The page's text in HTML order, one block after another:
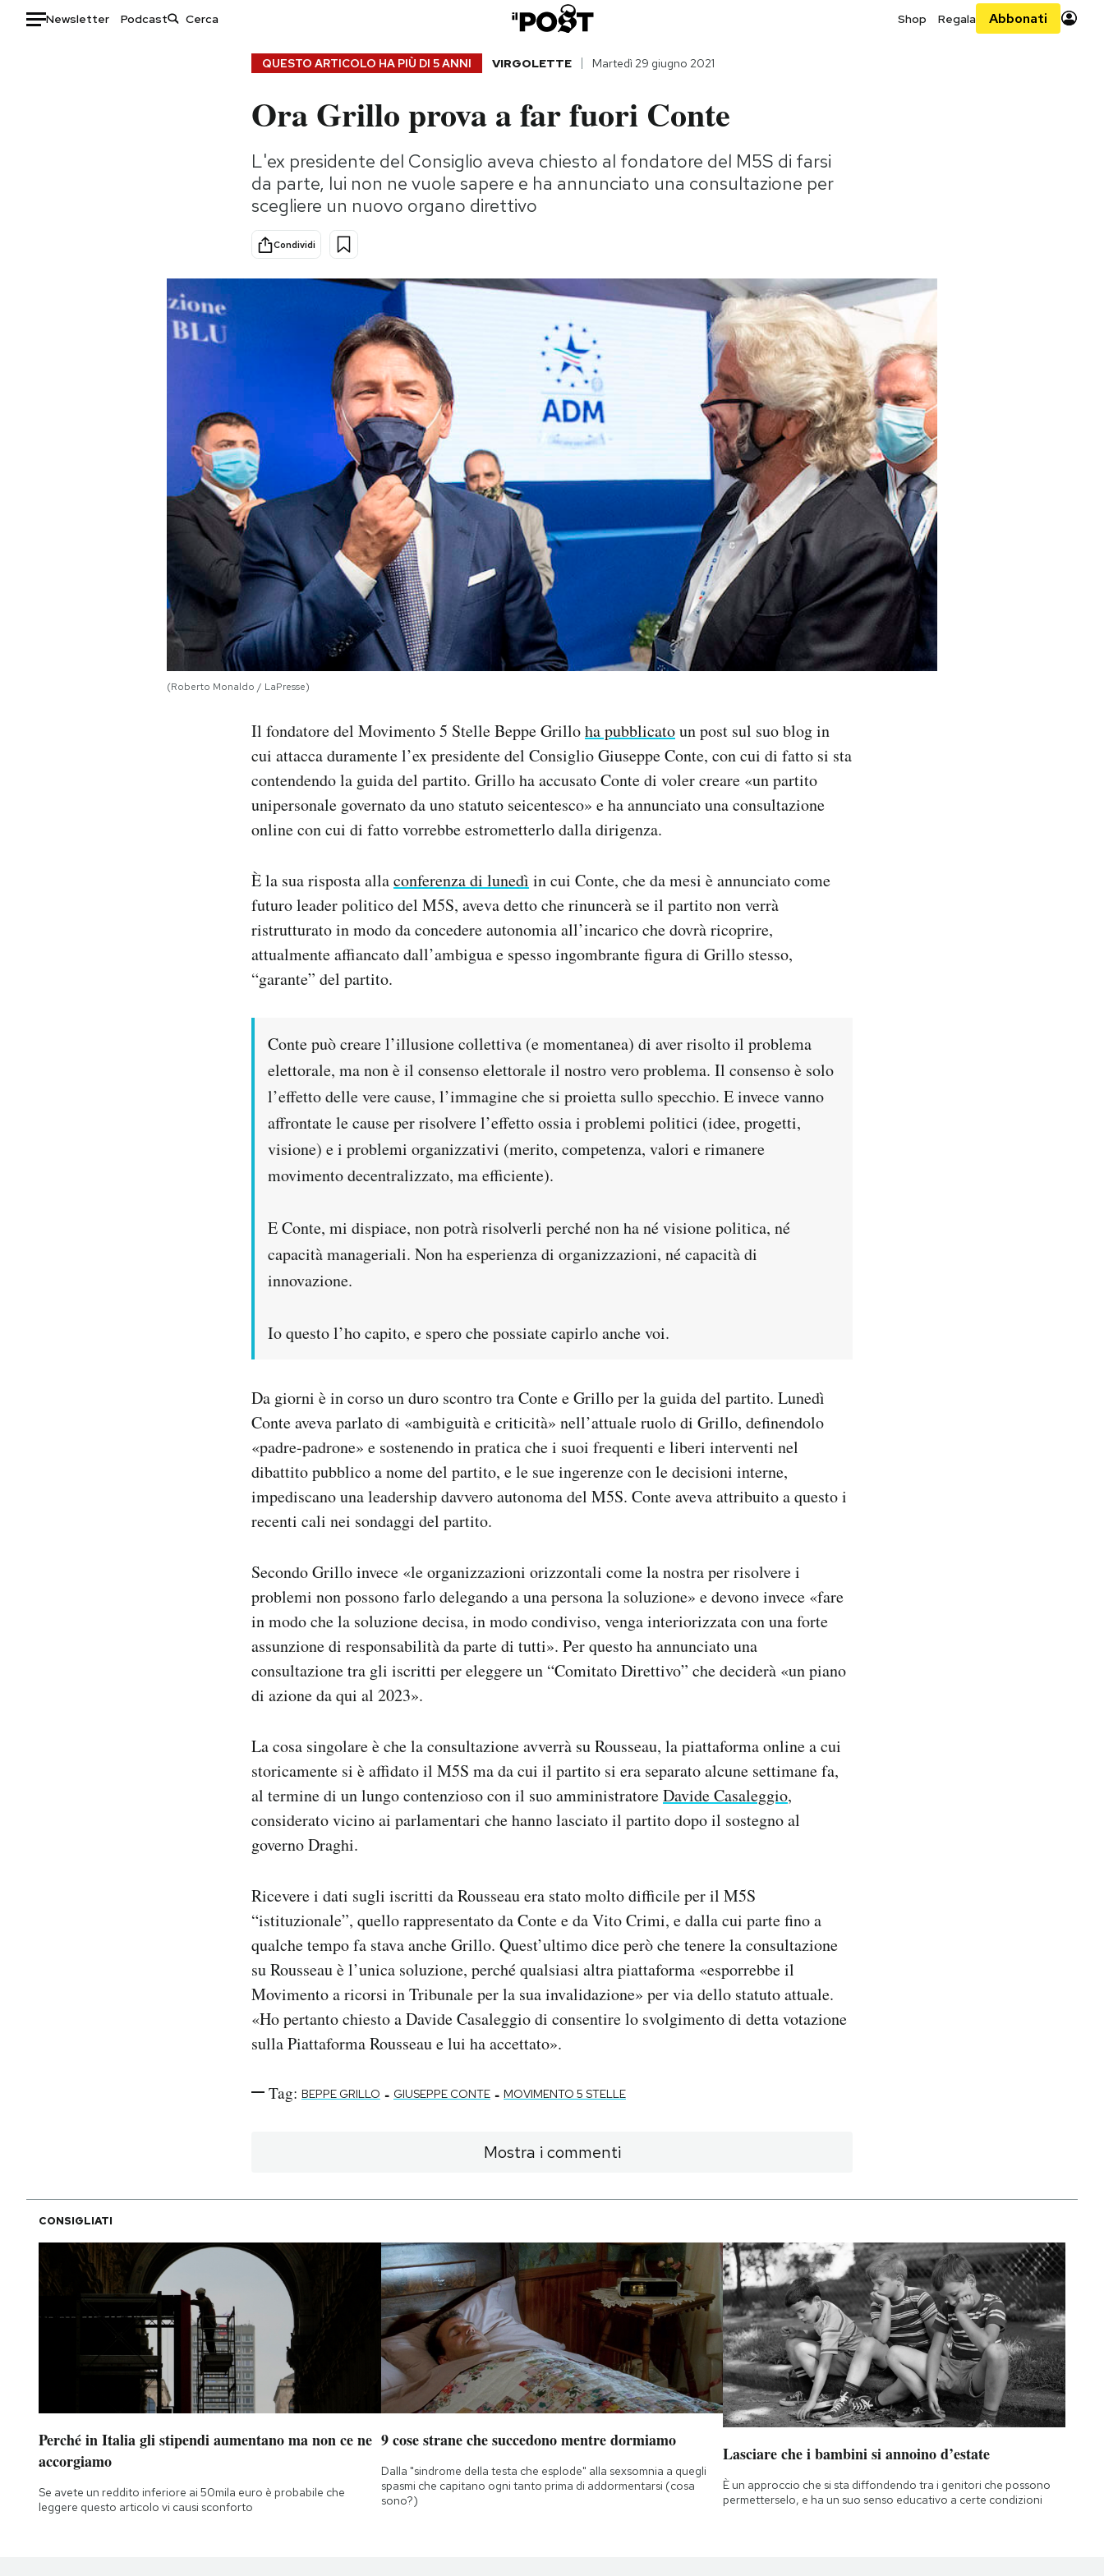
Newsletter Podcast Shop Regala Abbonati
Consumismi
Storie/Idee
Ok Boomer!
Europa
Altrecose
Mondiali calcio 2026
AREA PERSONALE
QUESTO ARTICOLO HA PIÙ DI 5 ANNI VIRGOLETTE Martedì 29 giugno 2021
Ora Grillo prova a far fuori Conte
L'ex presidente del Consiglio aveva chiesto al fondatore del M5S di farsi
da parte, lui non ne vuole sapere e ha annunciato una consultazione per
scegliere un nuovo organo direttivo
Condividi
(Roberto Monaldo / LaPresse)
Il fondatore del Movimento 5 Stelle Beppe Grilloha pubblicatoun post sul suo blog in
cui attacca duramente l’ex presidente del Consiglio Giuseppe Conte, con cui di fatto si sta
contendendo la guida del partito. Grillo ha accusato Conte di voler creare «un partito
unipersonale governato da uno statuto seicentesco» e ha annunciato una consultazione
online con cui di fatto vorrebbe estrometterlo dalla dirigenza.
È la sua risposta allaconferenza di lunedì in cui Conte, che da mesi è annunciato come
futuro leader politico del M5S, aveva detto che rinuncerà se il partito non verrà
ristrutturato in modo da concedere autonomia all’incarico che dovrà ricoprire,
attualmente affiancato dall’ambigua e spesso ingombrante figura di Grillo stesso,
“garante” del partito.
Conte può creare l’illusione collettiva (e momentanea) di aver risolto il problema
elettorale, ma non è il consenso elettorale il nostro vero problema. Il consenso è solo
l’effetto delle vere cause, l’immagine che si proietta sullo specchio. E invece vanno
affrontate le cause per risolvere l’effetto ossia i problemi politici (idee, progetti,
visione) e i problemi organizzativi (merito, competenza, valori e rimanere
movimento decentralizzato, ma efficiente).
E Conte, mi dispiace, non potrà risolverli perché non ha né visione politica, né
capacità manageriali. Non ha esperienza di organizzazioni, né capacità di
innovazione.
Io questo l’ho capito, e spero che possiate capirlo anche voi.
Da giorni è in corso un duro scontro tra Conte e Grillo per la guida del partito. Lunedì
Conte aveva parlato di «ambiguità e criticità» nell’attuale ruolo di Grillo, definendolo
«padre-padrone» e sostenendo in pratica che i suoi frequenti e liberi interventi nel
dibattito pubblico a nome del partito, e le sue ingerenze con le decisioni interne,
impediscano una leadership davvero autonoma del M5S. Conte aveva attribuito a questo i
recenti cali nei sondaggi del partito.
Secondo Grillo invece «le organizzazioni orizzontali come la nostra per risolvere i
problemi non possono farlo delegando a una persona la soluzione» e devono invece «fare
in modo che la soluzione decisa, in modo condiviso, venga interiorizzata con una forte
assunzione di responsabilità da parte di tutti». Per questo ha annunciato una
consultazione tra gli iscritti per eleggere un “Comitato Direttivo” che deciderà «un piano
di azione da qui al 2023».
La cosa singolare è che la consultazione avverrà su Rousseau, la piattaforma online a cui
storicamente si è affidato il M5S ma da cui il partito si era separato alcune settimane fa,
al termine di un lungo contenzioso con il suo amministratoreDavide Casaleggio,
considerato vicino ai parlamentari che hanno lasciato il partito dopo il sostegno al
governo Draghi.
Ricevere i dati sugli iscritti da Rousseau era stato molto difficile per il M5S
“istituzionale”, quello rappresentato da Conte e da Vito Crimi, e dalla cui parte fino a
qualche tempo fa stava anche Grillo. Quest’ultimo dice però che tenere la consultazione
su Rousseau è l’unica soluzione, perché qualsiasi altra piattaforma «esporrebbe il
Movimento a ricorsi in Tribunale per la sua invalidazione» per via dello statuto attuale.
«Ho pertanto chiesto a Davide Casaleggio di consentire lo svolgimento di detta votazione
sulla Piattaforma Rousseau e lui ha accettato».
Tag: BEPPE GRILLO - GIUSEPPE CONTE - MOVIMENTO 5 STELLE
Mostra i commenti
CONSIGLIATI
Perché in Italia gli stipendi aumentano ma non ce ne
accorgiamo
Se avete un reddito inferiore ai 50mila euro è probabile che
leggere questo articolo vi causi sconforto
9 cose strane che succedono mentre dormiamo
Dalla "sindrome della testa che esplode" alla sexsomnia a quegli
spasmi che capitano ogni tanto prima di addormentarsi (cosa
sono?)
Lasciare che i bambini si annoino d’estate
È un approccio che si sta diffondendo tra i genitori che possono
permetterselo, e ha un suo senso educativo a certe condizioni